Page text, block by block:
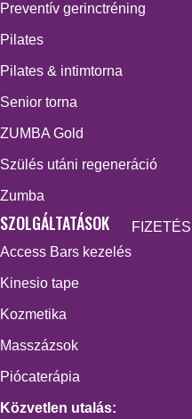
Preventív gerinctréning
Pilates
Pilates & intimtorna
Senior torna
ZUMBA Gold
Szülés utáni regeneráció
Zumba
SZOLGÁLTATÁSOK
Access Bars kezelés
Kinesio tape
Kozmetika
Masszázsok
Piócaterápia
Közvetlen utalás: